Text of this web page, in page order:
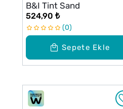
Sepete Ekle
B&I Tint Sand
524,90 ₺
0